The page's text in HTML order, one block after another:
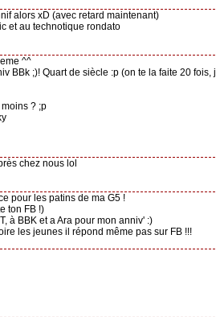
alors xD (avec retard maintenant)
et au technotique rondato
^^
BBk ;)! Quart de siècle :p (on te la faite 20 fois,
? ;p
chez nous lol
pour les patins de ma G5 !
ton FB !)
à BBK et a Ara pour mon anniv' :)
les jeunes il répond même pas sur FB !!!